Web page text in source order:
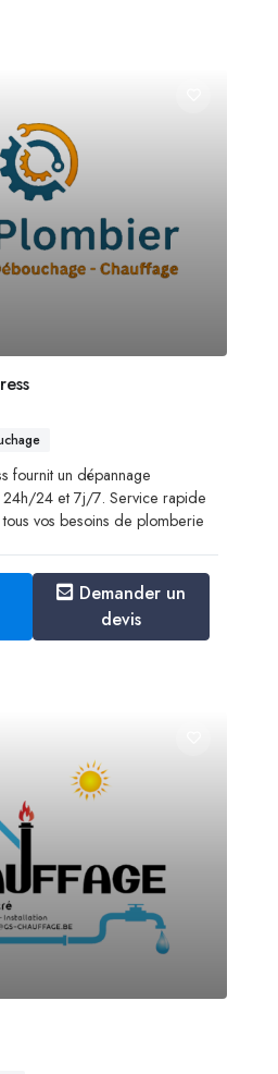
fournit un dépannage
24 et 7j/7. Service rapide
vos besoins de plomberie
Demander un
devis